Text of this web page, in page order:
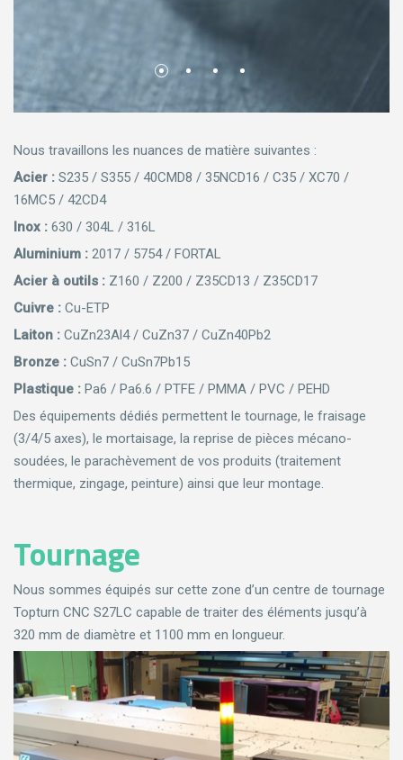
Nous travaillons les nuances de matière suivantes :
Acier : S235 / S355 / 40CMD8 / 35NCD16 / C35 / XC70 /
16MC5 / 42CD4
Inox : 630 / 304L / 316L
Aluminium : 2017 / 5754 / FORTAL
Acier à outils : Z160 / Z200 / Z35CD13 / Z35CD17
Cuivre : Cu-ETP
Laiton : CuZn23Al4 / CuZn37 / CuZn40Pb2
Bronze : CuSn7 / CuSn7Pb15
Plastique : Pa6 / Pa6.6 / PTFE / PMMA / PVC / PEHD
Des équipements dédiés permettent le tournage, le fraisage
(3/4/5 axes), le mortaisage, la reprise de pièces mécano-
soudées, le parachèvement de vos produits (traitement
thermique, zingage, peinture) ainsi que leur montage.
Tournage
Nous sommes équipés sur cette zone d’un centre de tournage
Topturn CNC S27LC capable de traiter des éléments jusqu’à
320 mm de diamètre et 1100 mm en longueur.